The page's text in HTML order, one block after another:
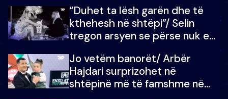
“Duhet ta lësh garën dhe të
kthehesh në shtëpi”/ Selin
tregon arsyen se përse nuk e
çoja luftën time deri në fund
Jo vetëm banorët/ Arbër
Hajdari surprizohet në
shtëpinë më të famshme në